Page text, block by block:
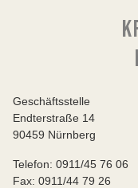
Geschäftsstelle
Endterstraße 14
90459 Nürnberg
Telefon: 0911/45 76 06
Fax: 0911/44 79 26